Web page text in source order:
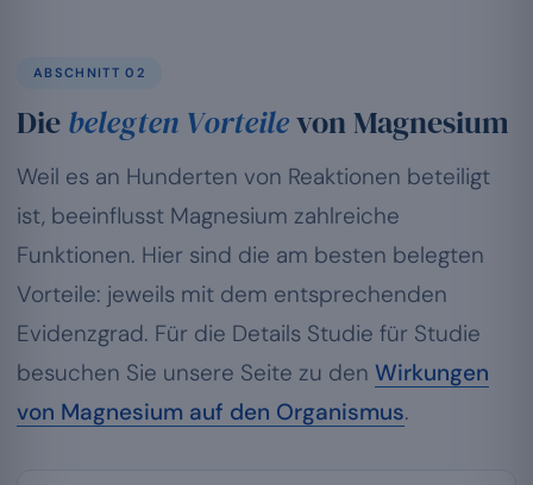
ABSCHNITT 02
Diebelegten Vorteilevon Magnesium
Weil es an Hunderten von Reaktionen beteiligt
ist, beeinflusst Magnesium zahlreiche
Funktionen. Hier sind die am besten belegten
Vorteile: jeweils mit dem entsprechenden
Evidenzgrad. Für die Details Studie für Studie
besuchen Sie unsere Seite zu den Wirkungen
von Magnesium auf den Organismus.